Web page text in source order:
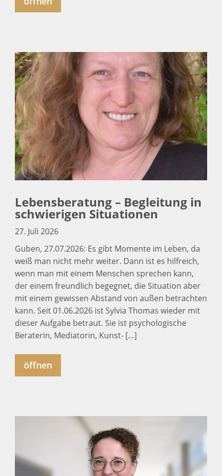
Lebensberatung – Begleitung in
schwierigen Situationen
27. Juli 2026
Guben, 27.07.2026: Es gibt Momente im Leben, da
weiß man nicht mehr weiter. Dann ist es hilfreich,
wenn man mit einem Menschen sprechen kann,
der einem freundlich begegnet, die Situation aber
mit einem gewissen Abstand von außen betrachten
kann. Seit 01.06.2026 ist Sylvia Thomas wieder mit
dieser Aufgabe betraut. Sie ist psychologische
Beraterin, Mediatorin, Kunst- […]
öffnen